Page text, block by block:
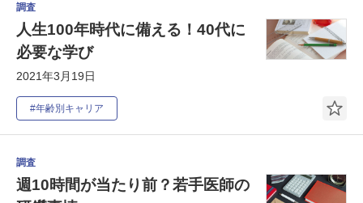
調査
人生100年時代に備える！40代に
必要な学び
2021年3月19日
#年齢別キャリア
調査
週10時間が当たり前？若手医師の